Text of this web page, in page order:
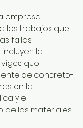
empresa
los trabajos que
fallas
la
que
de concreto-
en la
y el
de los materiales